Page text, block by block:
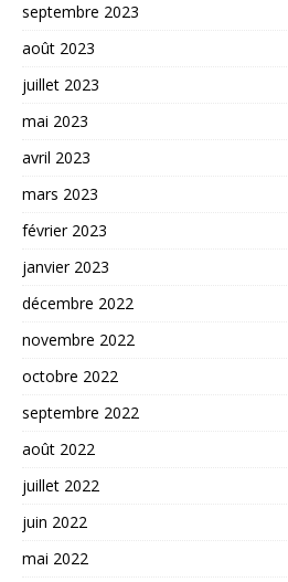
septembre 2023
août 2023
juillet 2023
mai 2023
avril 2023
mars 2023
février 2023
janvier 2023
décembre 2022
novembre 2022
octobre 2022
septembre 2022
août 2022
juillet 2022
juin 2022
mai 2022